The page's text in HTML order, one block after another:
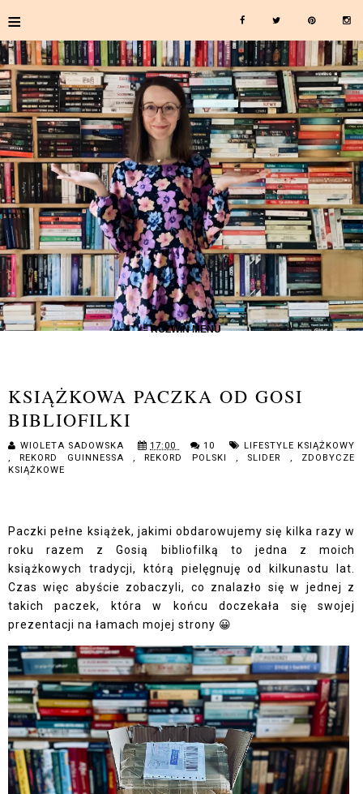
≡
≡ ROZWIŃ MENU
KSIĄŻKOWA PACZKA OD GOSI
BIBLIOFILKI
WIOLETA SADOWSKA 17:00 10
LIFESTYLE KSIĄŻKOWY
,
REKORD GUINNESSA, REKORD POLSKI, SLIDER , ZDOBYCZE
KSIĄŻKOWE
Paczki pełne książek, jakimi obdarowujemy się kilka razy w
roku razem z Gosią bibliofilką to jedna z moich
książkowych tradycji, którą pielęgnuję od kilkunastu lat.
Czas więc abyście zobaczyli, co znalazło się w jednej z
takich paczek, która w końcu doczekała się swojej
prezentacji na łamach mojej strony 😀